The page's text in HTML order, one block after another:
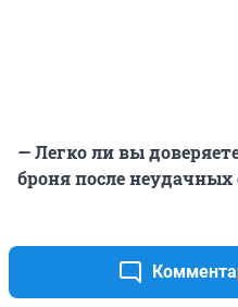
— Легко ли вы
броня после
— Возможно, к
человек подойдет ко
понравиться, то я